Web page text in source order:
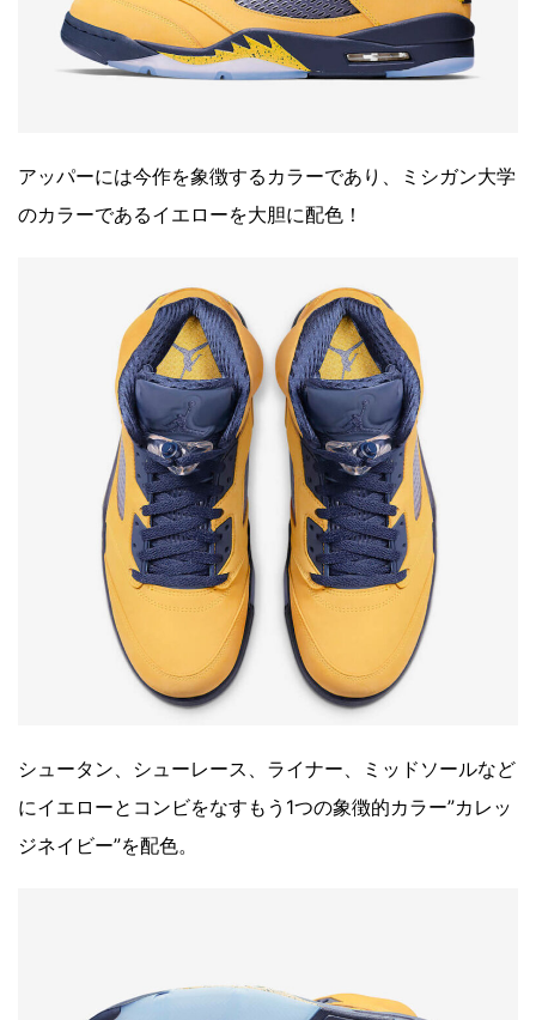
アッパーには今作を象徴するカラーであり、ミシガン大学
のカラーであるイエローを大胆に配色！
シュータン、シューレース、ライナー、ミッドソールなど
にイエローとコンビをなすもう1つの象徴的カラー”カレッ
ジネイビー”を配色。